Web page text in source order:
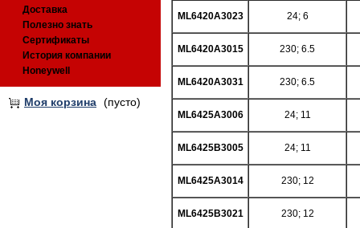
Доставка
Полезно знать
Сертификаты
История компании
Honeywell
Моя корзина (пусто)
ML6420A3023 24; 6
ML6420A3015 230; 6.5
ML6420A3031 230; 6.5
ML6425A3006 24; 11
ML6425B3005 24; 11
ML6425A3014 230; 12
ML6425B3021 230; 12